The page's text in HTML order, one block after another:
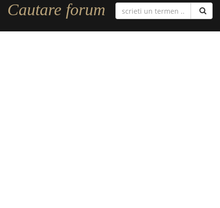
Cautare forum